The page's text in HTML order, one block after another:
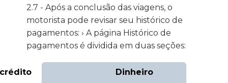
2.7 - Após a conclusão das viagens, o
motorista pode revisar seu histórico de
pagamentos: › A página Histórico de
pagamentos é dividida em duas seções:
Dinheiro